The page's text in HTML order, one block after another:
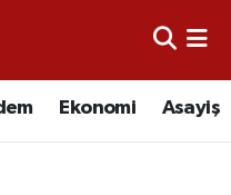
Ekonomi Asayiş